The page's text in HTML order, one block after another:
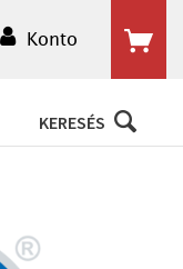
Konto
KERESÉS